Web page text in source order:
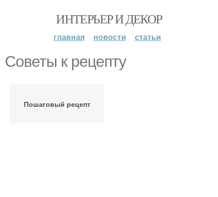
ИНТЕРЬЕР И ДЕКОР
главная новости статьи
Советы к рецепту
Пошаговый рецепт